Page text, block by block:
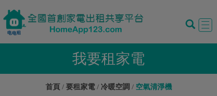
我要租家電
首頁 要租家電 冷暖空調 空氣清淨機